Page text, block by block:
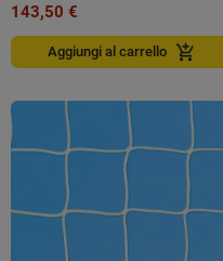
143,50 €
Aggiungi al carrello add_shopping_cart